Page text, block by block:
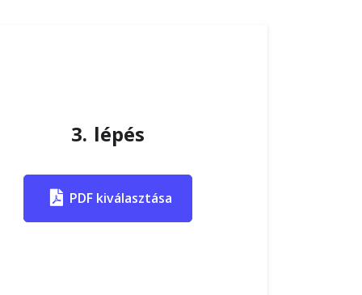
3. lépés
PDF kiválasztása